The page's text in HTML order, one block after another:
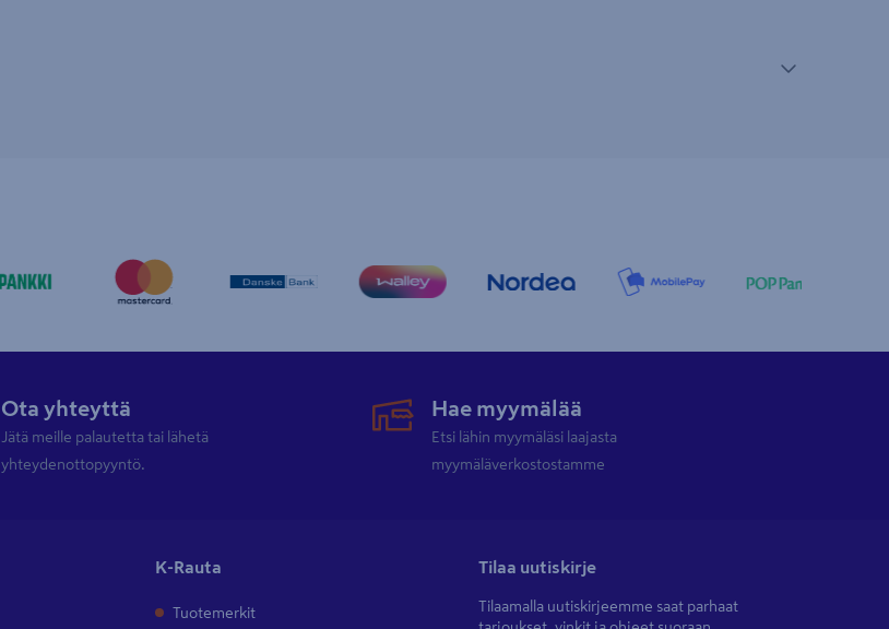
Ota yhteyttä
Jätä meille palautetta tai lähetä
yhteydenottopyyntö.
Hae myymälää
Etsi lähin myymäläsi laajasta
myymäläverkostostamme
K-Rauta
Tuotemerkit
Tilaa uutiskirje
Tilaamalla uutiskirjeemme saat parhaat